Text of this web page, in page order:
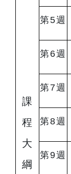
課
程
大
綱
第5週
第6週
第7週
第8週
第9週